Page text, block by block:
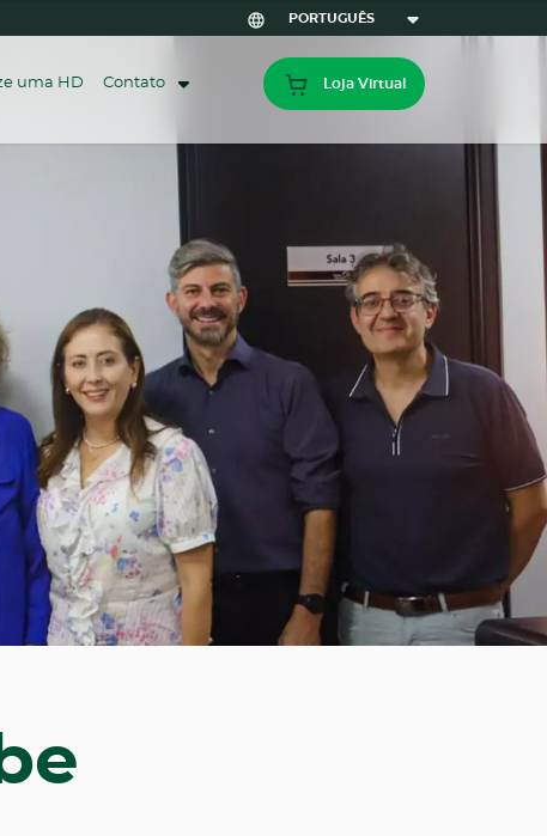
uma HD Contato Loja Virtual